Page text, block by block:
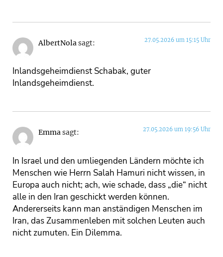
AlbertNolasagt: 27.05.2026 um 15:15 Uhr
Inlandsgeheimdienst Schabak, guter
Inlandsgeheimdienst.
Emmasagt: 27.05.2026 um 19:56 Uhr
In Israel und den umliegenden Ländern möchte ich
Menschen wie Herrn Salah Hamuri nicht wissen, in
Europa auch nicht; ach, wie schade, dass „die“ nicht
alle in den Iran geschickt werden können.
Andererseits kann man anständigen Menschen im
Iran, das Zusammenleben mit solchen Leuten auch
nicht zumuten. Ein Dilemma.